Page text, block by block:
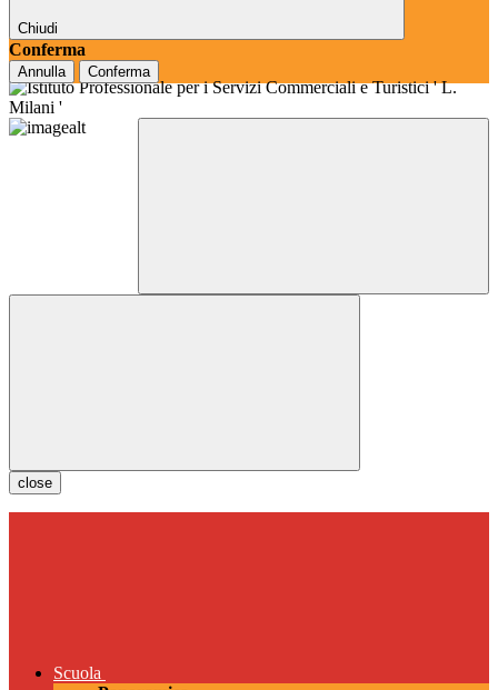
Chiudi
Conferma
Annulla Conferma
close
Scuola